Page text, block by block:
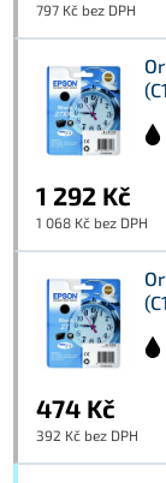
797 Kč bez DPH
1 292 Kč
1 068 Kč bez DPH
474 Kč
392 Kč bez DPH